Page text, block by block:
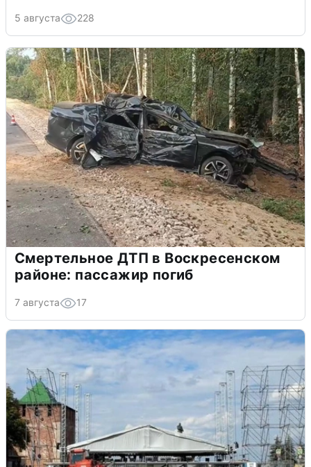
5 августа 228
Смертельное ДТП в Воскресенском
районе: пассажир погиб
7 августа 17